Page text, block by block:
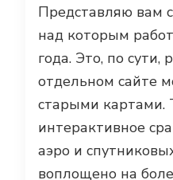
Представляю вам
над которым
года. Это, по сути,
отдельном сайте
старыми картами.
интерактивное
аэро и
воплощено на